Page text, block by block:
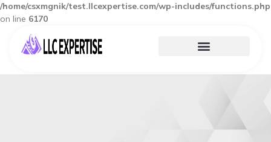
/home/csxmgnik/test.llcexpertise.com/wp-includes/functions.php
on line 6170